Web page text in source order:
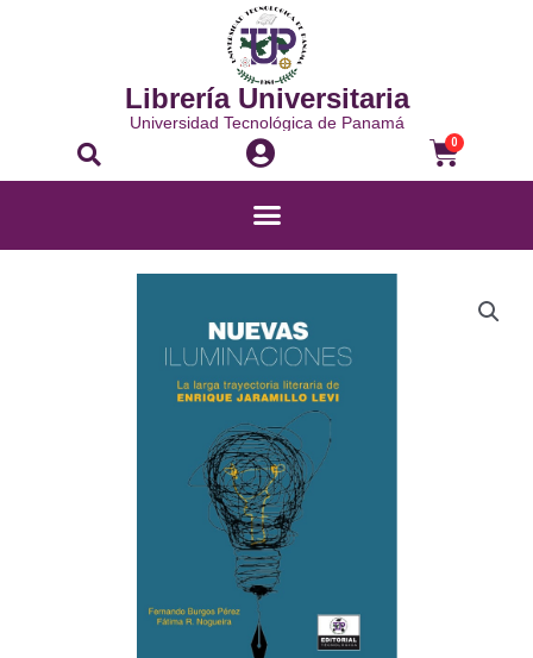
Librería Universitaria
Universidad Tecnológica de Panamá
0